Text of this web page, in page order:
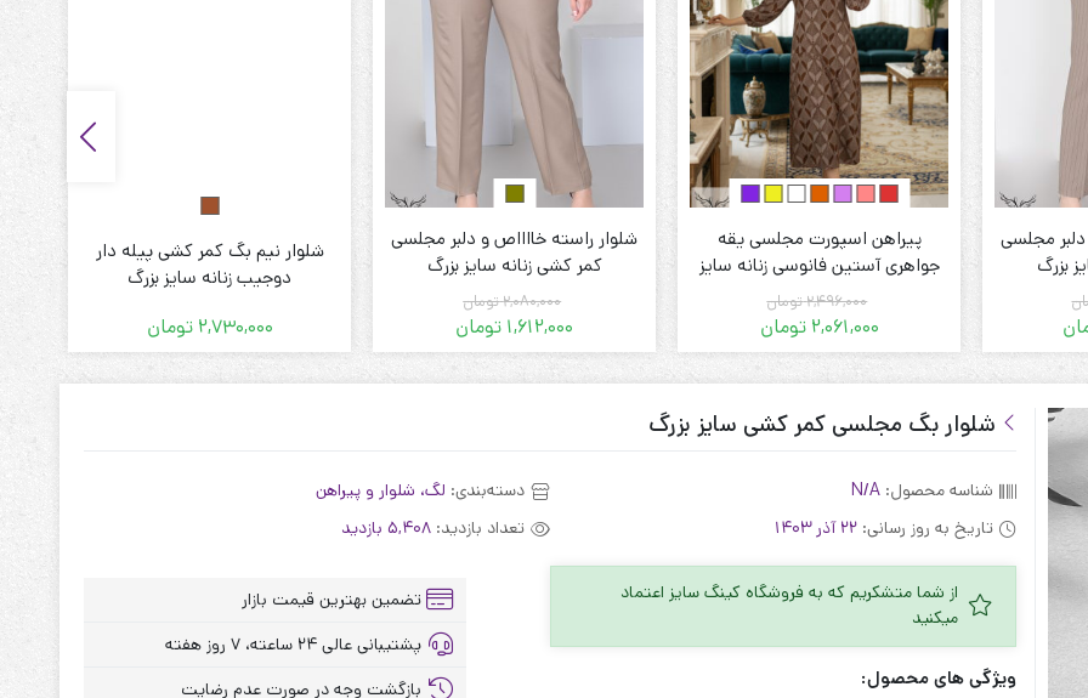
مجلسی
بزرگ
پیراهن اسپورت مجلسی یقه
جواهری آستین فانوسی زنانه سایز
بزرگ
2,496,000تومان
قیمت
اصلی:
بود.
2,061,000 تومان
قیمت
فعلی:
شلوار راسته خااااص و دلبر مجلسی
کمر کشی زنانه سایز بزرگ
2,080,000تومان
قیمت
اصلی:
1,612,000 تومان
قیمت
فعلی:
شلوار نیم بگ کمر کشی پیله دار
دوجیب زنانه سایز بزرگ
2,730,000 تومان
شلوار بگ مجلسی کمر کشی سایز بزرگ
شناسه محصول: N/A دسته‌بندی: لگ، شلوار و پیراهن
تاریخ به روز رسانی: 22 آذر 1403 تعداد بازدید:5,408 بازدید
از شما متشکریم که به فروشگاه کینگ سایز اعتماد
میکنید
ویژگی های محصول:
تضمین بهترین قیمت بازار
پشتیبانی عالی ۲۴ ساعته، ۷ روز هفته
بازگشت وجه در صورت عدم رضایت